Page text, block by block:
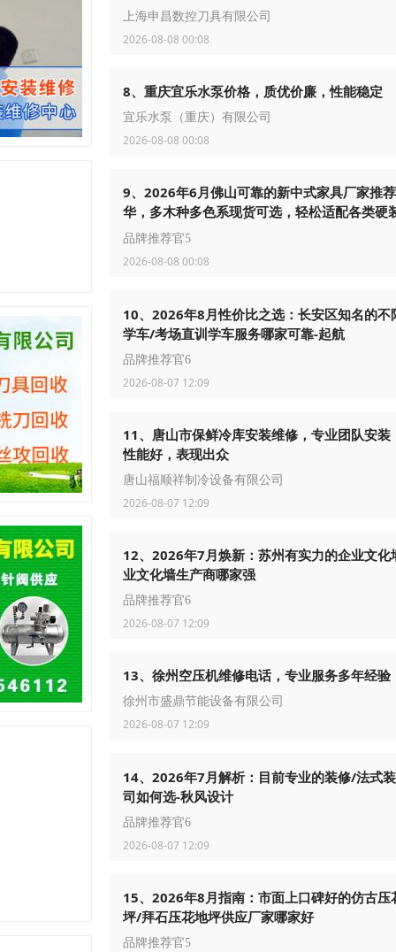
上海申昌数控刀具有限公司
2026-08-08 00:08
8、重庆宜乐水泵价格，质优价廉，性能稳定
宜乐水泵（重庆）有限公司
2026-08-08 00:08
9、2026年6月佛山可靠的新中式家具厂家推
华，多木种多色系现货可选，轻松适配各类硬
地板色调
品牌推荐官5
2026-08-08 00:08
10、2026年8月性价比之选：长安区知名的不
学车/考场直训学车服务哪家可靠-起航
品牌推荐官6
2026-08-07 12:09
11、唐山市保鲜冷库安装维修，专业团队安装
性能好，表现出众
唐山福顺祥制冷设备有限公司
2026-08-07 12:09
12、2026年7月焕新：苏州有实力的企业文化
业文化墙生产商哪家强
品牌推荐官6
2026-08-07 12:09
13、徐州空压机维修电话，专业服务多年经验
徐州市盛鼎节能设备有限公司
2026-08-07 12:09
14、2026年7月解析：目前专业的装修/法式
司如何选-秋风设计
品牌推荐官6
2026-08-07 12:09
15、2026年8月指南：市面上口碑好的仿古压
坪/拜石压花地坪供应厂家哪家好
品牌推荐官5